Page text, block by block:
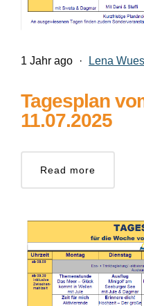
1 Jahr ago · Lena
Tagesplan
11.07.2025
Read more